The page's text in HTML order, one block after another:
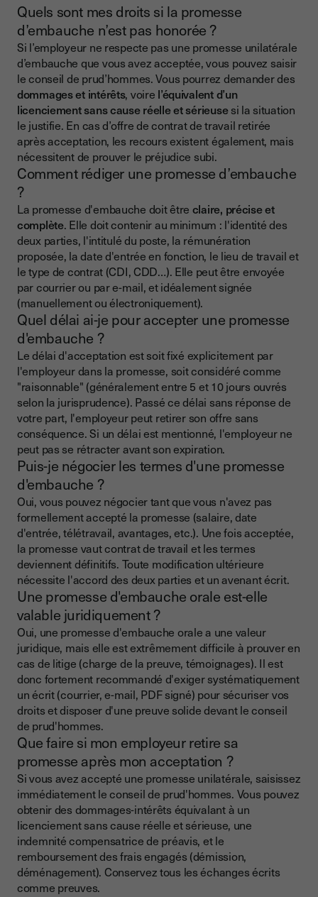
Quels sont mes droits si la promesse
d’embauche n’est pas honorée ?
Si l’employeur ne respecte pas une promesse unilatérale
d’embauche que vous avez acceptée, vous pouvez saisir
le conseil de prud’hommes. Vous pourrez demander des
dommages et intérêts, voire l’équivalent d’un
licenciement sans cause réelle et sérieusesi la situation
le justifie. En cas d’offre de contrat de travail retirée
après acceptation, les recours existent également, mais
nécessitent de prouver le préjudice subi.
Comment rédiger une promesse d’embauche
?
La promesse d'embauche doit être claire, précise et
complète. Elle doit contenir au minimum : l'identité des
deux parties, l'intitulé du poste, la rémunération
proposée, la date d'entrée en fonction, le lieu de travail et
le type de contrat (CDI, CDD…). Elle peut être envoyée
par courrier ou par e-mail, et idéalement signée
(manuellement ou électroniquement).
Quel délai ai-je pour accepter une promesse
d'embauche ?
Le délai d'acceptation est soit fixé explicitement par
l'employeur dans la promesse, soit considéré comme
"raisonnable" (généralement entre 5 et 10 jours ouvrés
selon la jurisprudence). Passé ce délai sans réponse de
votre part, l'employeur peut retirer son offre sans
conséquence. Si un délai est mentionné, l'employeur ne
peut pas se rétracter avant son expiration.
Puis-je négocier les termes d'une promesse
d'embauche ?
Oui, vous pouvez négocier tant que vous n'avez pas
formellement accepté la promesse (salaire, date
d'entrée, télétravail, avantages, etc.). Une fois acceptée,
la promesse vaut contrat de travail et les termes
deviennent définitifs. Toute modification ultérieure
nécessite l'accord des deux parties et un avenant écrit.
Une promesse d'embauche orale est-elle
valable juridiquement ?
Oui, une promesse d'embauche orale a une valeur
juridique, mais elle est extrêmement difficile à prouver en
cas de litige (charge de la preuve, témoignages). Il est
donc fortement recommandé d'exiger systématiquement
un écrit (courrier, e-mail, PDF signé) pour sécuriser vos
droits et disposer d'une preuve solide devant le conseil
de prud'hommes.
Que faire si mon employeur retire sa
promesse après mon acceptation ?
Si vous avez accepté une promesse unilatérale, saisissez
immédiatement le conseil de prud'hommes. Vous pouvez
obtenir des dommages-intérêts équivalant à un
licenciement sans cause réelle et sérieuse, une
indemnité compensatrice de préavis, et le
remboursement des frais engagés (démission,
déménagement). Conservez tous les échanges écrits
comme preuves.